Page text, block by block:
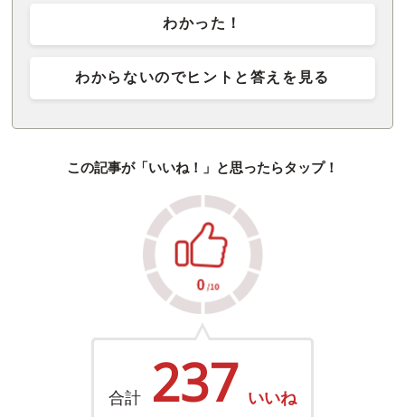
わかった！
わからないのでヒントと答えを見る
この記事が「いいね！」と思ったらタップ！
合計 237 いいね